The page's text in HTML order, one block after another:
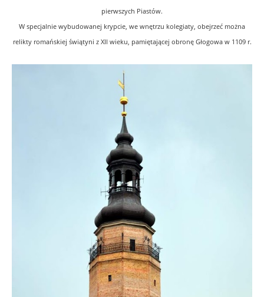
pierwszych Piastów.
W specjalnie wybudowanej krypcie, we wnętrzu kolegiaty, obejrzeć można
relikty romańskiej świątyni z XII wieku, pamiętającej obronę Głogowa w 1109 r.